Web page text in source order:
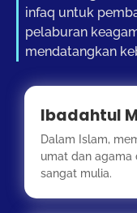
infaq untuk
pelaburan
mendatangkan
Ibadahtul
Dalam Islam,
umat dan agama
sangat mulia.